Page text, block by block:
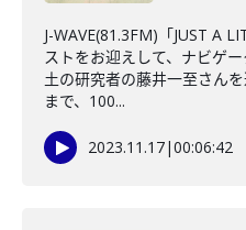
J-WAVE(81.3FM)「JUST A
ストをお迎えして、ナビゲ
土の研究者の藤井一至さん
まで、100...
2023.11.17|00:06:42